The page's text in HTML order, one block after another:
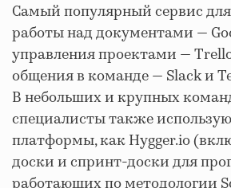
Самый популярный сервис
работы над документами —
управления проектами —
общения в команде — Slack и
В небольших и крупных
специалисты также
платформы, как Hygger.io
доски и спринт-доски для